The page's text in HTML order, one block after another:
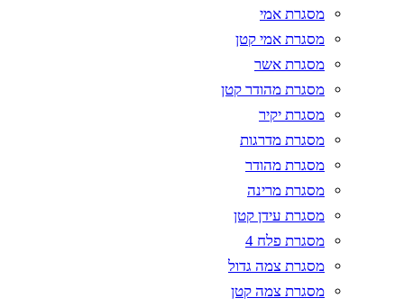
מסגרת אמי
מסגרת אמי קטן
מסגרת אשר
מסגרת מהודר קטן
מסגרת יקיר
מסגרת מדרגות
מסגרת מהודר
מסגרת מרינה
מסגרת עידן קטן
מסגרת פלח 4
מסגרת צמה גדול
מסגרת צמה קטן